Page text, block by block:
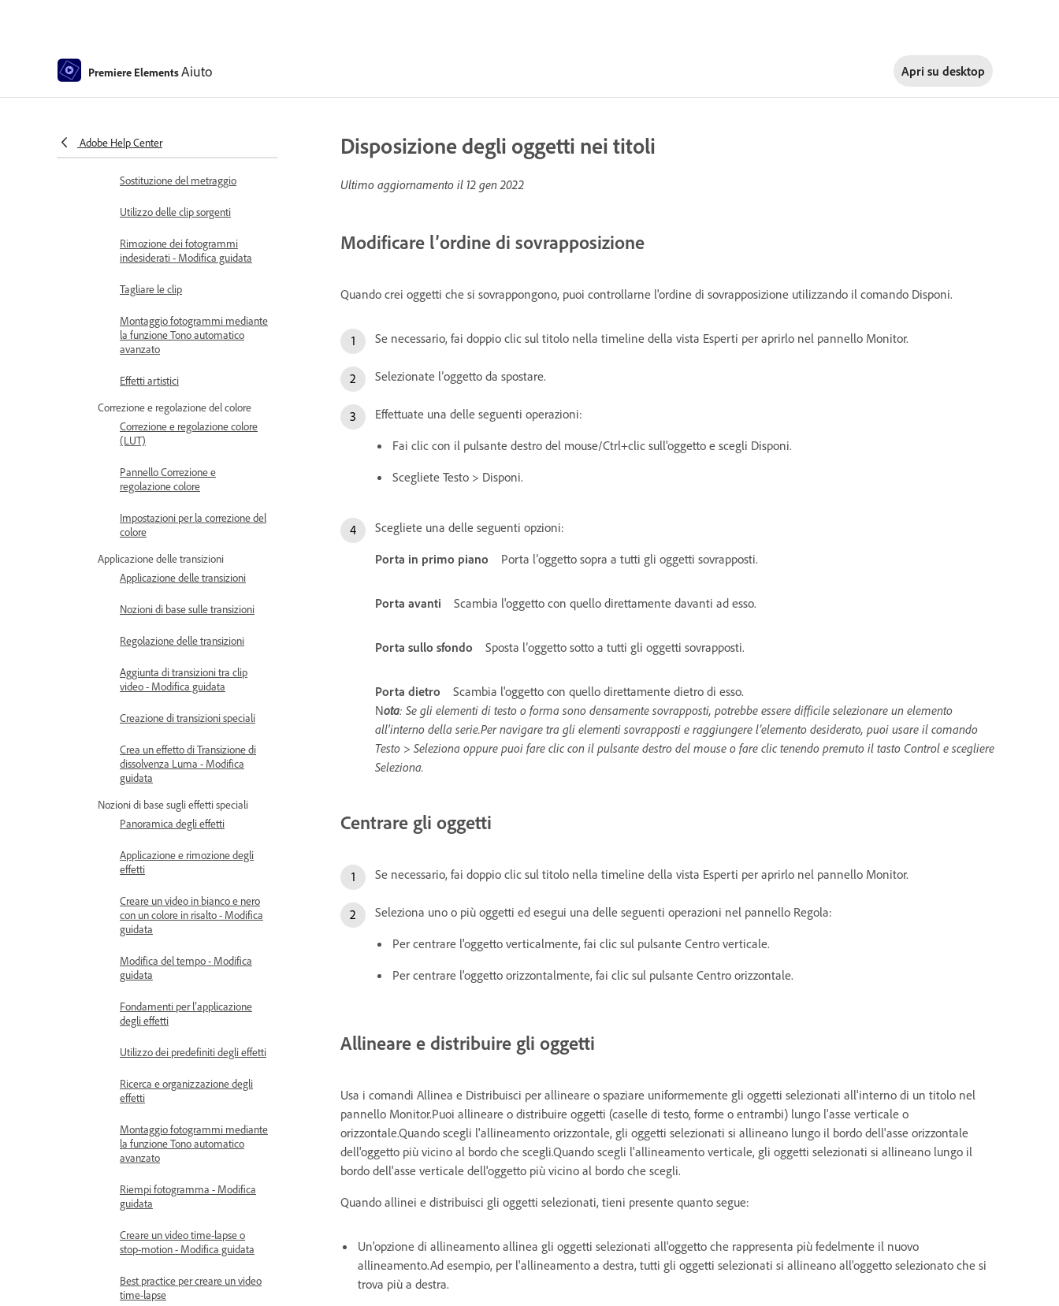
Premiere ElementsAiuto Apri su desktop
Adobe Help CenterRiduzione effetto mosso
Sostituzione del metraggio
Utilizzo delle clip sorgenti
Rimozione dei fotogrammi
indesiderati - Modifica guidata
Tagliare le clip
Montaggio fotogrammi mediante
la funzione Tono automatico
avanzato
Effetti artistici
Correzione e regolazione del colore
Correzione e regolazione colore
(LUT)
Pannello Correzione e
regolazione colore
Impostazioni per la correzione del
colore
Applicazione delle transizioni
Applicazione delle transizioni
Nozioni di base sulle transizioni
Regolazione delle transizioni
Aggiunta di transizioni tra clip
video - Modifica guidata
Creazione di transizioni speciali
Crea un effetto di Transizione di
dissolvenza Luma - Modifica
guidata
Nozioni di base sugli effetti speciali
Panoramica degli effetti
Applicazione e rimozione degli
effetti
Creare un video in bianco e nero
con un colore in risalto - Modifica
guidata
Modifica del tempo - Modifica
guidata
Fondamenti per l’applicazione
degli effetti
Utilizzo dei predefiniti degli effetti
Ricerca e organizzazione degli
effetti
Montaggio fotogrammi mediante
la funzione Tono automatico
avanzato
Riempi fotogramma - Modifica
guidata
Creare un video time-lapse o
stop-motion - Modifica guidata
Best practice per creare un video
time-lapse
Disposizione degli oggetti nei titoli
Ultimo aggiornamento il 12 gen 2022
Modificare l’ordine di sovrapposizione
Quando crei oggetti che si sovrappongono, puoi controllarne l'ordine di sovrapposizione utilizzando il comando Disponi.
Se necessario, fai doppio clic sul titolo nella timeline della vista Esperti per aprirlo nel pannello Monitor.
Selezionate l’oggetto da spostare.
Effettuate una delle seguenti operazioni:
Fai clic con il pulsante destro del mouse/Ctrl+clic sull'oggetto e scegli Disponi.
Scegliete Testo > Disponi.
Scegliete una delle seguenti opzioni:
Porta in primo piano
Porta l’oggetto sopra a tutti gli oggetti sovrapposti.
Porta avanti Scambia l'oggetto con quello direttamente davanti ad esso.
Porta sullo sfondo Sposta l’oggetto sotto a tutti gli oggetti sovrapposti.
Porta dietro
Scambia l'oggetto con quello direttamente dietro di esso.
Nota: Se gli elementi di testo o forma sono densamente sovrapposti, potrebbe essere difficile selezionare un elemento
all'interno della serie.Per navigare tra gli elementi sovrapposti e raggiungere l’elemento desiderato, puoi usare il comando
Testo > Seleziona oppure puoi fare clic con il pulsante destro del mouse o fare clic tenendo premuto il tasto Control e scegliere
Seleziona.
Centrare gli oggetti
Se necessario, fai doppio clic sul titolo nella timeline della vista Esperti per aprirlo nel pannello Monitor.
Seleziona uno o più oggetti ed esegui una delle seguenti operazioni nel pannello Regola:
Per centrare l'oggetto verticalmente, fai clic sul pulsante Centro verticale.
Per centrare l'oggetto orizzontalmente, fai clic sul pulsante Centro orizzontale.
Allineare e distribuire gli oggetti
Usa i comandi Allinea e Distribuisci per allineare o spaziare uniformemente gli oggetti selezionati all'interno di un titolo nel
pannello Monitor.Puoi allineare o distribuire oggetti (caselle di testo, forme o entrambi) lungo l'asse verticale o
orizzontale.Quando scegli l'allineamento orizzontale, gli oggetti selezionati si allineano lungo il bordo dell'asse orizzontale
dell'oggetto più vicino al bordo che scegli.Quando scegli l'allineamento verticale, gli oggetti selezionati si allineano lungo il
bordo dell'asse verticale dell'oggetto più vicino al bordo che scegli.
Quando allinei e distribuisci gli oggetti selezionati, tieni presente quanto segue:
Un'opzione di allineamento allinea gli oggetti selezionati all'oggetto che rappresenta più fedelmente il nuovo
allineamento.Ad esempio, per l'allineamento a destra, tutti gli oggetti selezionati si allineano all'oggetto selezionato che si
trova più a destra.